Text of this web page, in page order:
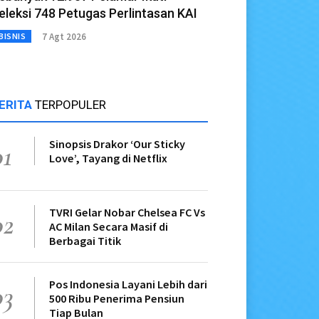
748 Petugas Perlintasan KAI
7 Agt 2026
TERPOPULER
Sinopsis Drakor ‘Our Sticky
Love’, Tayang di Netflix
TVRI Gelar Nobar Chelsea FC Vs
AC Milan Secara Masif di
Berbagai Titik
Pos Indonesia Layani Lebih dari
500 Ribu Penerima Pensiun
Tiap Bulan